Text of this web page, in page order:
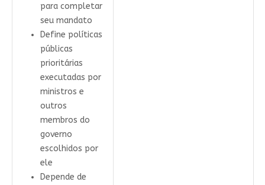
para completar
seu mandato
Define políticas
públicas
prioritárias
executadas por
ministros e
outros
membros do
governo
escolhidos por
ele
Depende de